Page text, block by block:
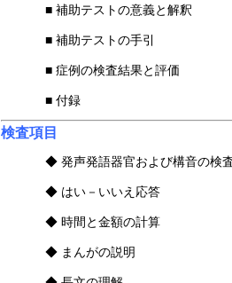
■ 補助テストの意義と解釈
■ 補助テストの手引
■ 症例の検査結果と評価
■ 付録
検査項目
◆ 発声発語器官および構音の検
◆ はい－いいえ応答
◆ 時間と金額の計算
◆ まんがの説明